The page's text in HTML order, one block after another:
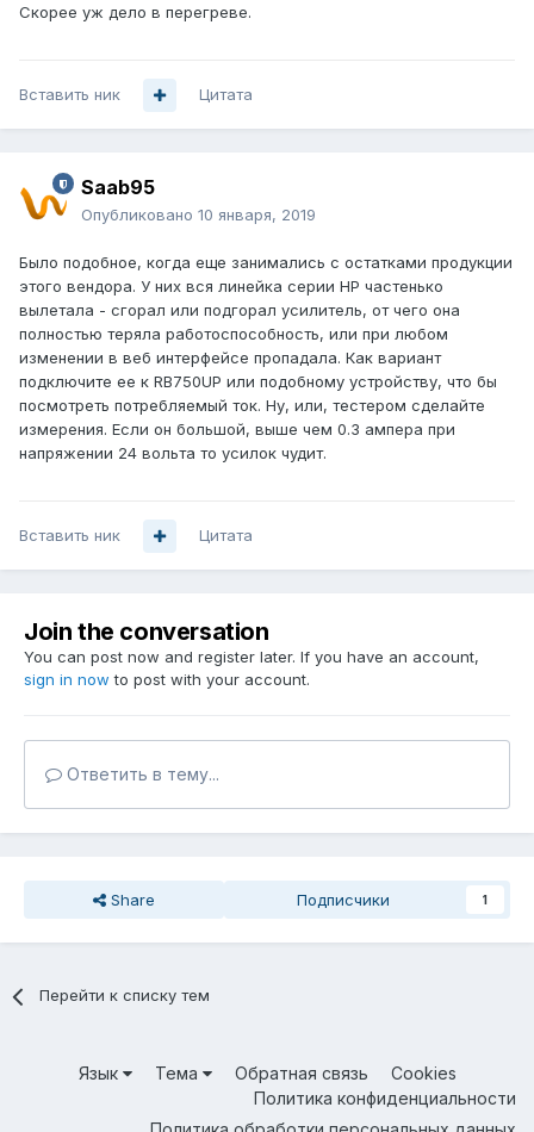
Скорее уж дело в перегреве.
Вставить ник Цитата
Saab95
Опубликовано 10 января, 2019
Было подобное, когда еще занимались с остатками продукции
этого вендора. У них вся линейка серии HP частенько
вылетала - сгорал или подгорал усилитель, от чего она
полностью теряла работоспособность, или при любом
изменении в веб интерфейсе пропадала. Как вариант
подключите ее к RB750UP или подобному устройству, что бы
посмотреть потребляемый ток. Ну, или, тестером сделайте
измерения. Если он большой, выше чем 0.3 ампера при
напряжении 24 вольта то усилок чудит.
Вставить ник Цитата
Join the conversation
You can post now and register later. If you have an account,
sign in now to post with your account.
Ответить в тему...
Share Подписчики 1
Перейти к списку тем
Язык Тема Обратная связь
Cookies
Политика конфиденциальности